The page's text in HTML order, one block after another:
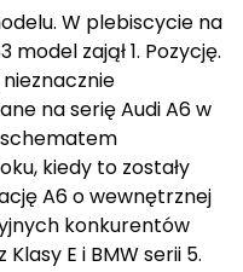
W plebiscycie na
model zajął 1. Pozycję.
na serię Audi A6 w
kiedy to zostały
A6 o wewnętrznej
konkurentów
E i BMW serii 5.